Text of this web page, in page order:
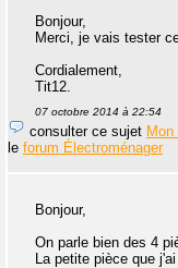
Bonjour,
Merci, je vais tester
Cordialement,
Tit12.
07 octobre 2014 à 22:54
consulter ce sujet Mon
le forum Électroménager
Bonjour,
On parle bien des 4
La petite pièce que